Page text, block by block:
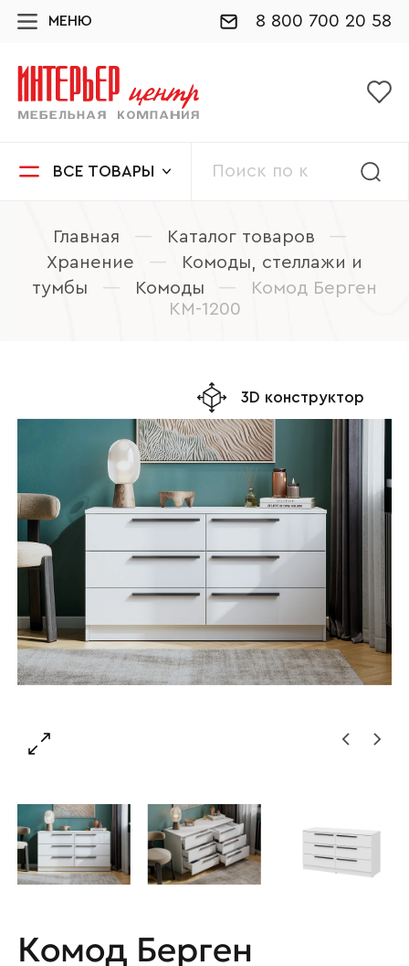
МЕНЮ 8 800 700 20 58
ВСЕ ТОВАРЫ
Главная — Каталог товаров
—
Хранение
—
Комоды, стеллажи и
тумбы
— Комоды —
Комод Берген
КМ-1200
3D конструктор
Комод Берген